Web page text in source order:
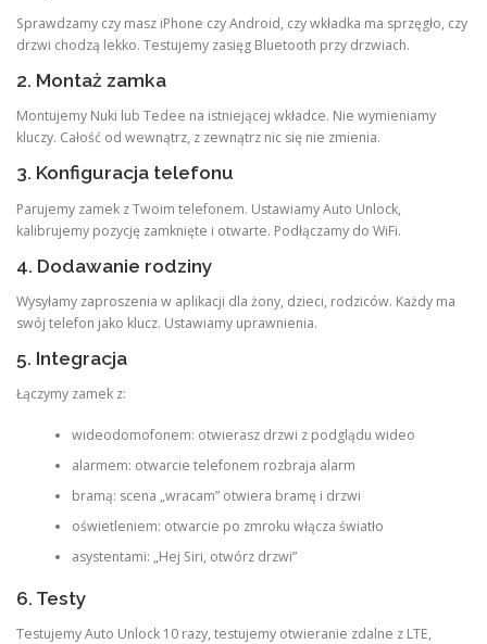
Sprawdzamy czy masz iPhone czy Android, czy wkładka ma sprzęgło, czy
drzwi chodzą lekko. Testujemy zasięg Bluetooth przy drzwiach.
2. Montaż zamka
Montujemy Nuki lub Tedee na istniejącej wkładce. Nie wymieniamy
kluczy. Całość od wewnątrz, z zewnątrz nic się nie zmienia.
3. Konfiguracja telefonu
Parujemy zamek z Twoim telefonem. Ustawiamy Auto Unlock,
kalibrujemy pozycję zamknięte i otwarte. Podłączamy do WiFi.
4. Dodawanie rodziny
Wysyłamy zaproszenia w aplikacji dla żony, dzieci, rodziców. Każdy ma
swój telefon jako klucz. Ustawiamy uprawnienia.
5. Integracja
Łączymy zamek z:
wideodomofonem: otwierasz drzwi z podglądu wideo
alarmem: otwarcie telefonem rozbraja alarm
bramą: scena „wracam” otwiera bramę i drzwi
oświetleniem: otwarcie po zmroku włącza światło
asystentami: „Hej Siri, otwórz drzwi”
6. Testy
Testujemy Auto Unlock 10 razy, testujemy otwieranie zdalne z LTE,